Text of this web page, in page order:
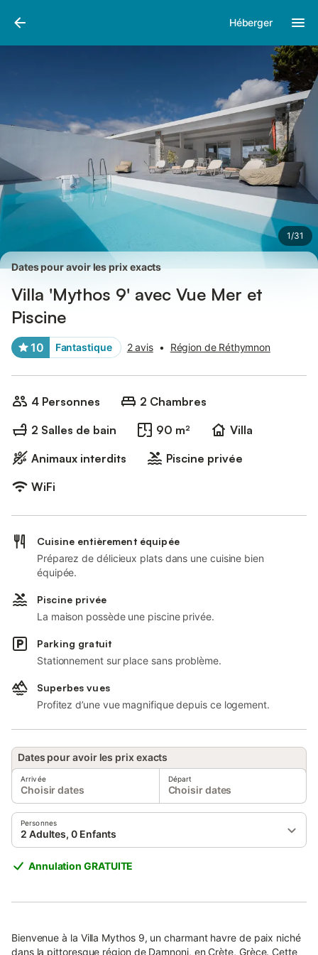
Héberger
1/31
Photos
Dates pour avoir les prix exacts
Villa 'Mythos 9' avec Vue Mer et
Piscine
10 Fantastique 2 avis • Région de Réthymnon
4 Personnes
2 Chambres
2 Salles de bain
90 m²
Villa
Animaux interdits
Piscine privée
WiFi
Cuisine entièrement équipée
Préparez de délicieux plats dans une cuisine bien
équipée.
Piscine privée
La maison possède une piscine privée.
Parking gratuit
Stationnement sur place sans problème.
Superbes vues
Profitez d’une vue magnifique depuis ce logement.
Dates pour avoir les prix exacts
Arrivée
Choisir dates
Départ
Choisir dates
Personnes
2 Adultes, 0 Enfants
Annulation GRATUITE
Bienvenue à la Villa Mythos 9, un charmant havre de paix niché
dans la pittoresque région de Damnoni, en Crète, Grèce. Cette